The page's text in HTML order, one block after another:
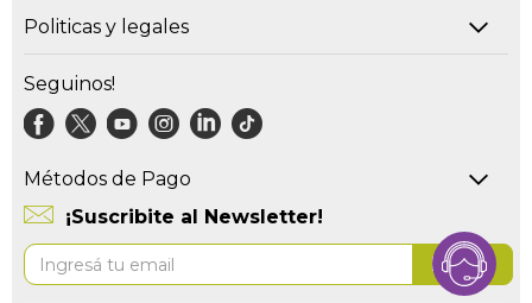
Politicas y legales
¡Suscribite al Newsletter!
Suscríbase
al
Enviar
Seguinos!
Métodos de Pago